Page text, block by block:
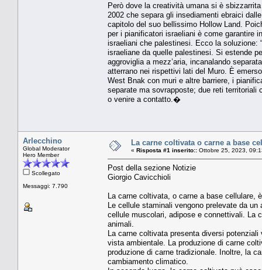
Però dove la creatività umana si è
2002 che separa gli insediamenti ebraici
capitolo del suo bellissimo Hollow Land.
per i pianificatori israeliani è come garantire
israeliani che palestinesi. Ecco la soluzione:
israeliane da quelle palestinesi. Si estende
aggroviglia a mezz’aria, incanalando
atterrano nei rispettivi lati del Muro. È
West Bnak con muri e altre barriere, i
separate ma sovrapposte; due reti
o venire a contatto.�
Arlecchino
Global Moderator
Hero Member
Scollegato
Messaggi: 7.790
La carne coltivata o carne a base
« Risposta #1 inserito:: Ottobre 25, 2023,
Post della sezione Notizie
Giorgio Cavicchioli
La carne coltivata, o carne a base cellulare,
Le cellule staminali vengono prelevate da
cellule muscolari, adipose e connettivali. La
animali.
La carne coltivata presenta diversi
vista ambientale. La produzione di carne
produzione di carne tradizionale. Inoltre, la
cambiamento climatico.